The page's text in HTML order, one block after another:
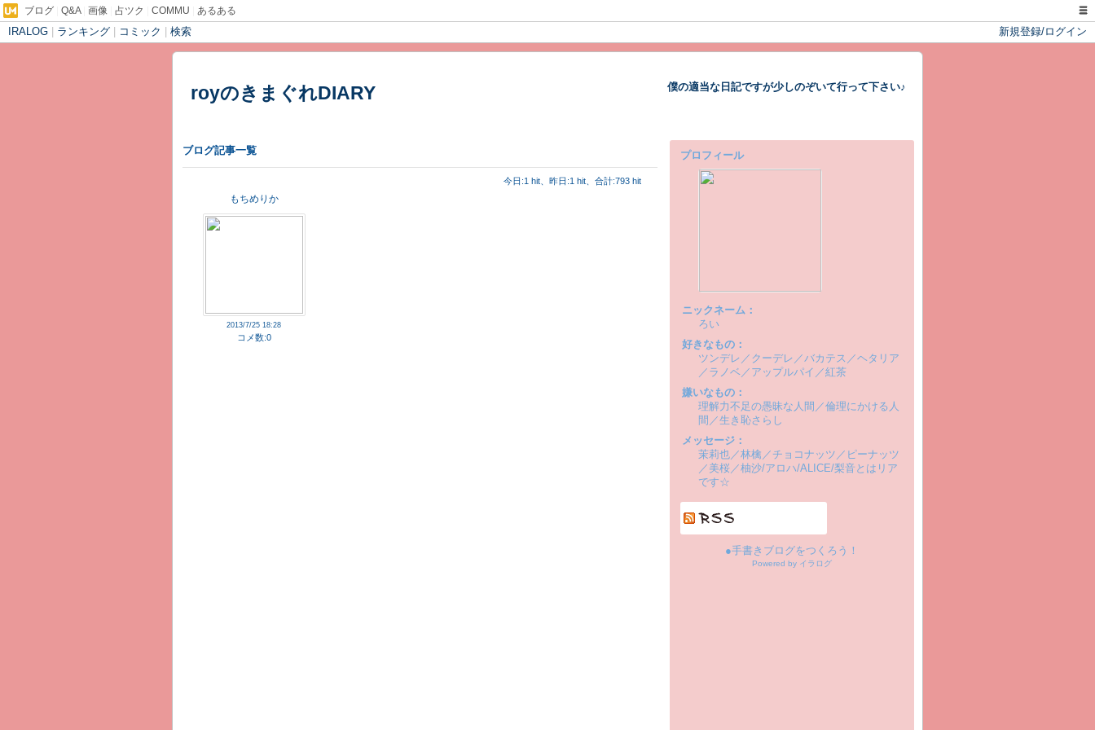
ブログ Q&A| 画像 占ツク COMMU あるある
IRALOG ランキング コミック 検索 新規登録/ログイン
royのきまぐれDIARY 僕の適当な日記ですが少しのぞいて行って下さい♪
ブログ記事一覧
今日:1 hit、昨日:1 hit、合計:793 hit
もちめりか
2013/7/25 18:28
コメ数:0
プロフィール
ニックネーム：
ろい
好きなもの：
ツンデレ／クーデレ／バカテス／ヘタリア
／ラノベ／アップルパイ／紅茶
嫌いなもの：
理解力不足の愚昧な人間／倫理にかける人
間／生き恥さらし
メッセージ：
茉莉也／林檎／チョコナッツ／ピーナッツ
／美桜／柚沙/アロハ/ALICE/梨音とはリア
です☆
●手書きブログをつくろう！
Powered by イラログ